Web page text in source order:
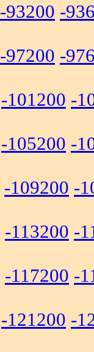
-93200 -
-97200 -
-101200 -
-105200 -
-109200 -
-113200 -
-117200 -
-121200 -